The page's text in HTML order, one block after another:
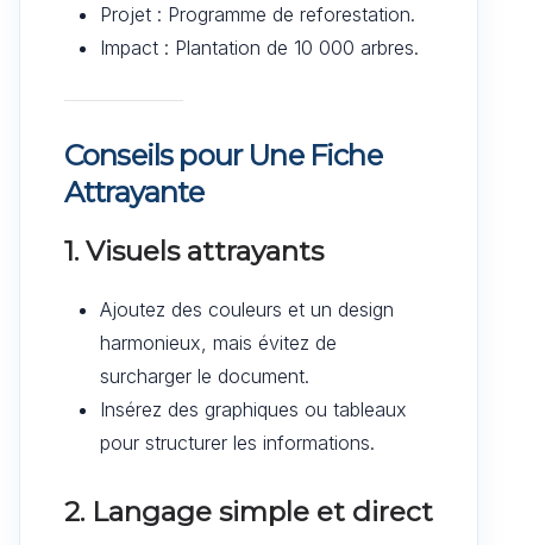
Projet : Programme de reforestation.
Impact : Plantation de 10 000 arbres.
Conseils pour Une Fiche
Attrayante
1. Visuels attrayants
Ajoutez des couleurs et un design
harmonieux, mais évitez de
surcharger le document.
Insérez des graphiques ou tableaux
pour structurer les informations.
2. Langage simple et direct